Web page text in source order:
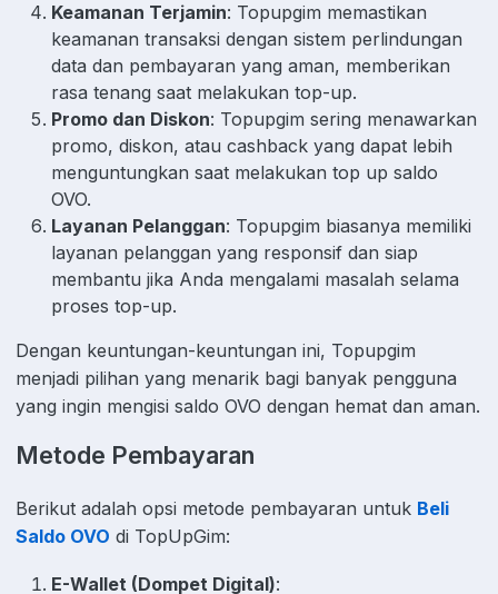
Keamanan Terjamin: Topupgim memastikan
keamanan transaksi dengan sistem perlindungan
data dan pembayaran yang aman, memberikan
rasa tenang saat melakukan top-up.
Promo dan Diskon: Topupgim sering menawarkan
promo, diskon, atau cashback yang dapat lebih
menguntungkan saat melakukan top up saldo
OVO.
Layanan Pelanggan: Topupgim biasanya memiliki
layanan pelanggan yang responsif dan siap
membantu jika Anda mengalami masalah selama
proses top-up.
Dengan keuntungan-keuntungan ini, Topupgim
menjadi pilihan yang menarik bagi banyak pengguna
yang ingin mengisi saldo OVO dengan hemat dan aman.
Metode Pembayaran
Berikut adalah opsi metode pembayaran untuk Beli
Saldo OVO di TopUpGim:
E-Wallet (Dompet Digital):